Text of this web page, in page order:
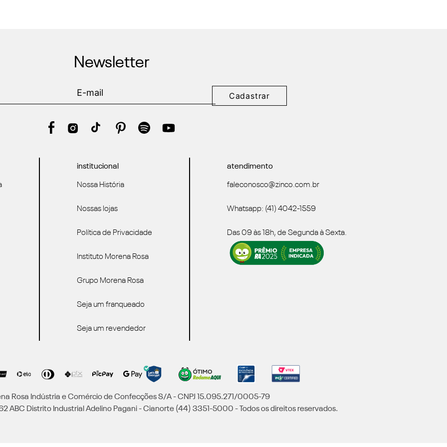
Newsletter
Cadastrar
institucional
Nossa História
Nossas lojas
Política de Privacidade
Instituto Morena Rosa
Grupo Morena Rosa
Seja um franqueado
Seja um revendedor
atendimento
faleconosco@zinco.com.br
Whatsapp: (41) 4042-1559
Das 09 às 18h, de Segunda à Sexta.
Rosa Indústria e Comércio de Confecções S/A - CNPJ 15.095.271/0005-79
ABC Distrito Industrial Adelino Pagani - Cianorte (44) 3351-5000 - Todos os direitos reservados.